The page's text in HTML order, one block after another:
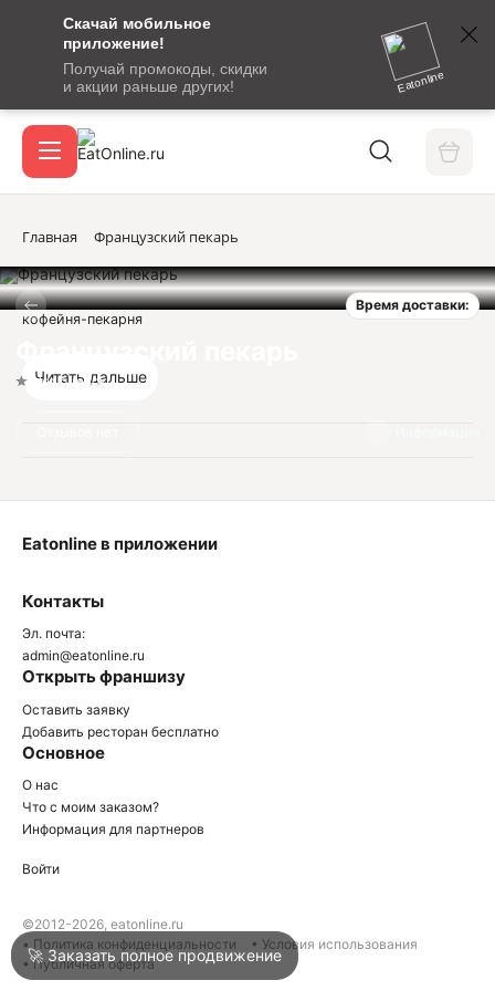
Скачай мобильное
приложение!
Получай промокоды, скидки
и акции раньше других!
Eatonline
сообщение
кодом
подтверждения
Вход / регистрация
Акции
Войти
Написать в техподдержку
Главная Французский пекарь
Время доставки:
Нет оценок
кофейня-пекарня
Читать дальше
Контакты
Эл. почта:
admin@eatonline.ru
Открыть франшизу
Оставить заявку
Добавить ресторан бесплатно
Основное
О нас
Что с моим заказом?
Информация для партнеров
Eatonline в приложении
Войти
©2012-2026, eatonline.ru
• Политика конфиденциальности
• Условия использования
• Публичная оферта
🚀 Заказать полное продвижение